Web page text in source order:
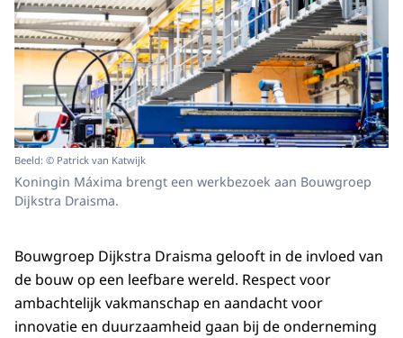
Beeld: © Patrick van Katwijk
Koningin Máxima brengt een werkbezoek aan Bouwgroep
Dijkstra Draisma.
Bouwgroep Dijkstra Draisma gelooft in de invloed van
de bouw op een leefbare wereld. Respect voor
ambachtelijk vakmanschap en aandacht voor
innovatie en duurzaamheid gaan bij de onderneming